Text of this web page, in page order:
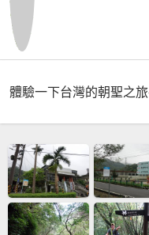
體驗一下台灣的朝聖之